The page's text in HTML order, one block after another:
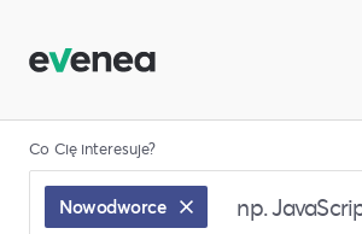
Co Cię interesuje?
Nowodworce